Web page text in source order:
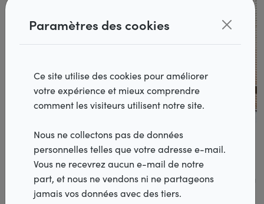
Produits
Realisations
Inspiration
Services
Du bois pour isoler ma maison
Décoration de fenêtre en bois – comme des vénitiens bambou
– a l’esthétique frappante. Il s’agit d’un matériau chaud, à la
Paramètres des cookies
Ce site utilise des cookies pour améliorer
votre expérience et mieux comprendre
comment les visiteurs utilisent notre site.
Nous ne collectons pas de données
personnelles telles que votre adresse e-mail.
Vous ne recevrez aucun e-mail de notre
part, et nous ne vendons ni ne partageons
jamais vos données avec des tiers.